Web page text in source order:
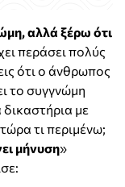
αλλά ξέρω ότι
περάσει πολύς
ότι ο άνθρωπος
το συγγνώμη
δικαστήρια με
τι περιμένω;
μήνυση»